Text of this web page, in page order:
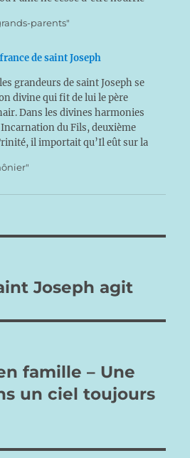
parents"
de saint Joseph
grandeurs de saint Joseph se
divine qui fit de lui le père
Dans les divines harmonies
du Fils, deuxième
il importait qu’Il eût sur la
Joseph agit
famille – Une
un ciel toujours